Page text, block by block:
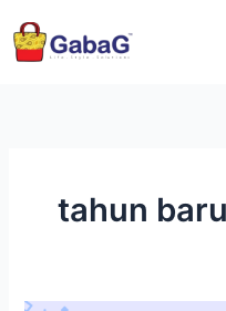
ke
konten
tahun baru